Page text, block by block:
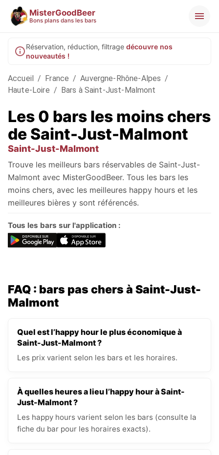
MisterGoodBeer
Bons plans dans les bars
Réservation, réduction, filtrage découvre nos
nouveautés !
Accueil / France / Auvergne-Rhône-Alpes /
Haute-Loire / Bars à Saint-Just-Malmont
Les 0 bars les moins chers
de Saint-Just-Malmont
Saint-Just-Malmont
Trouve les meilleurs bars réservables de Saint-Just-
Malmont avec MisterGoodBeer. Tous les bars les
moins chers, avec les meilleures happy hours et les
meilleures bières y sont référencés.
Tous les bars sur l'application :
FAQ : bars pas chers à Saint-Just-
Malmont
Quel est l’happy hour le plus économique à
Saint-Just-Malmont ?
Les prix varient selon les bars et les horaires.
À quelles heures a lieu l’happy hour à Saint-
Just-Malmont ?
Les happy hours varient selon les bars (consulte la
fiche du bar pour les horaires exacts).